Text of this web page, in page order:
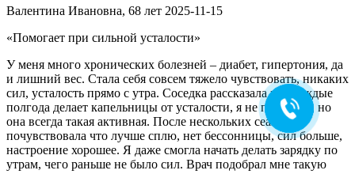
Здравствуйте! Готова помочь
вас появятся вопросы.
Валентина Ивановна, 68 лет 2025-11-15
«Помогает при сильной усталости»
У меня много хронических болезней – диабет, гипертония, да
и лишний вес. Стала себя совсем тяжело чувствовать, никаких
сил, усталость прямо с утра. Соседка рассказала что каждые
полгода делает капельницы от усталости, я не поверила, но
она всегда такая активная. После нескольких сеансов
почувствовала что лучше сплю, нет бессонницы, сил больше,
настроение хорошее. Я даже смогла начать делать зарядку по
утрам, чего раньше не было сил. Врач подобрал мне такую